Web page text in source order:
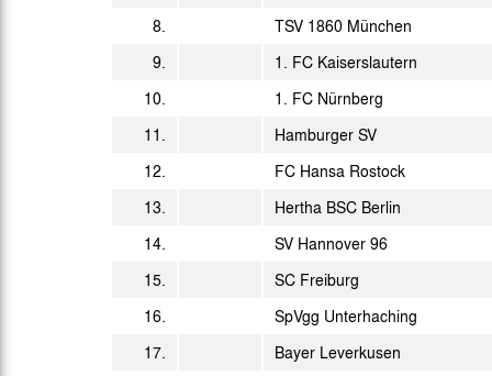
15:00 Uhr
19:00 Uhr
Di. 24.01.2006
19:00 Uhr
Mo. 30.01.2006
So. 05.02.2006
15:00 Uhr
20:15 Uhr
So. 26.02.2006
Mi. 01.03.2006
8. TSV 1860 München
9. 1. FC Kaiserslautern
10. 1. FC Nürnberg
11. Hamburger SV
12. FC Hansa Rostock
13. Hertha BSC Berlin
14. SV Hannover 96
15. SC Freiburg
16. SpVgg Unterhaching
17. Bayer Leverkusen